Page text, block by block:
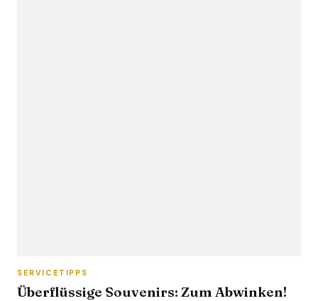
SERVICETIPPS
Überflüssige Souvenirs: Zum Abwinken!